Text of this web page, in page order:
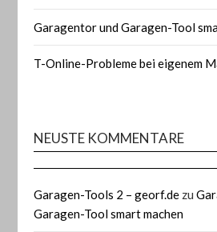
Garagentor und Garagen-Tool
T-Online-Probleme bei eigenem
NEUSTE KOMMENTARE
Garagen-Tools 2 – georf.de zu
Garagen-Tool smart machen